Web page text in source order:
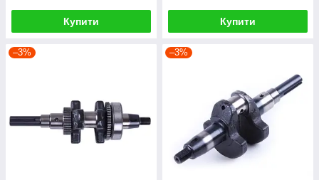
Купити Купити
–3% –3%